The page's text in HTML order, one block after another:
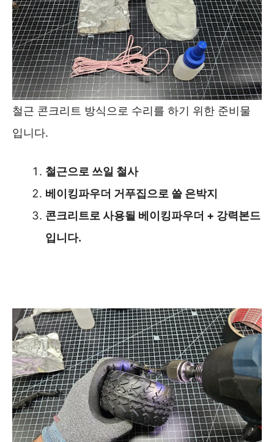
철근 콘크리트 방식으로 수리를 하기 위한 준비물
입니다.
철근으로 쓰일 철사
베이킹파우더 거푸집으로 쓸 은박지
콘크리트로 사용될 베이킹파우더 + 강력본드
입니다.